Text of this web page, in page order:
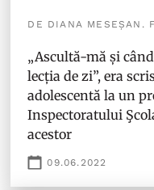
DE DIANA MESEȘAN.
„Ascultă-mă și
lecția de zi”, era
adolescentă la un
Inspectoratului
acestor
09.06.2022